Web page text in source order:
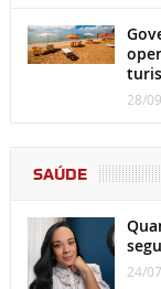
28/
SAÚDE
24/